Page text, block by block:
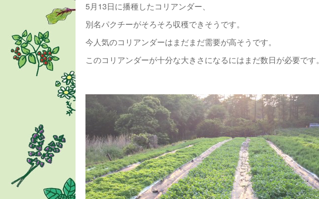
5月13日に播種したコリアンダー、
別名パクチーがそろそろ収穫できそうです。
今人気のコリアンダーはまだまだ需要が高そうです。
このコリアンダーが十分な大きさになるにはまだ数日が必要です。